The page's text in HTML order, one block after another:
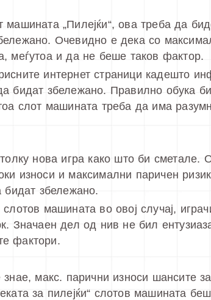
„Пилејќи“, ова треба да
Очевидно е дека со
меѓутоа и да не беше таков фактор.
интернет страници кадешто
бидат збележано. Правилно обука
слот машината треба да има
нова игра како што би
износи и максимални паричен
бидат збележано.
машината во овој случај,
Значаен дел од нив не бил
фактори.
макс. парични износи шансите
за пилејќи“ слотов машината